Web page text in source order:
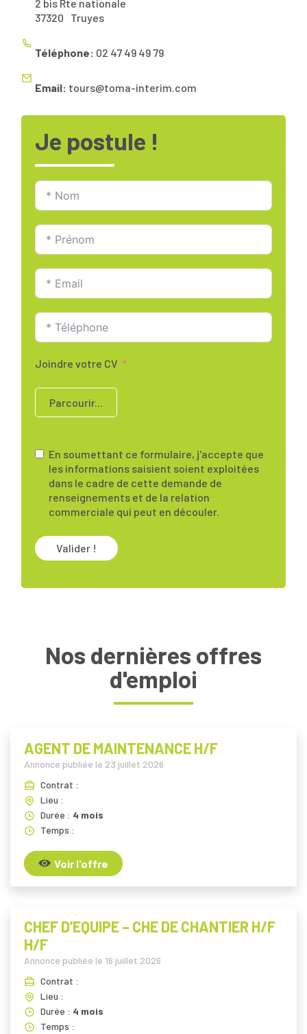
2 bis Rte nationale
Truyes
37320
Téléphone: 02 47 49 49 79
Email: tours@toma-interim.com
Je postule !
Joindre votre CV
Parcourir...
En soumettant ce formulaire, j'accepte que
les informations saisient soient exploitées
dans le cadre de cette demande de
renseignements et de la relation
commerciale qui peut en découler.
Valider !
Nos dernières offres
d'emploi
AGENT DE MAINTENANCE H/F
Annonce publiée le 23 juillet 2026
Contrat :
Lieu :
Durée : 4 mois
Temps :
Voir l'offre
CHEF D’EQUIPE – CHE DE CHANTIER H/F
H/F
Annonce publiée le 16 juillet 2026
Contrat :
Lieu :
Durée : 4 mois
Temps :